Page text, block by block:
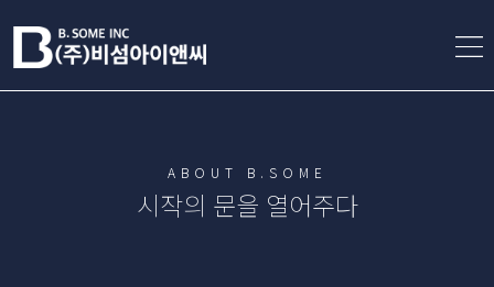
ABOUT B.SOME
시작의 문을 열어주다